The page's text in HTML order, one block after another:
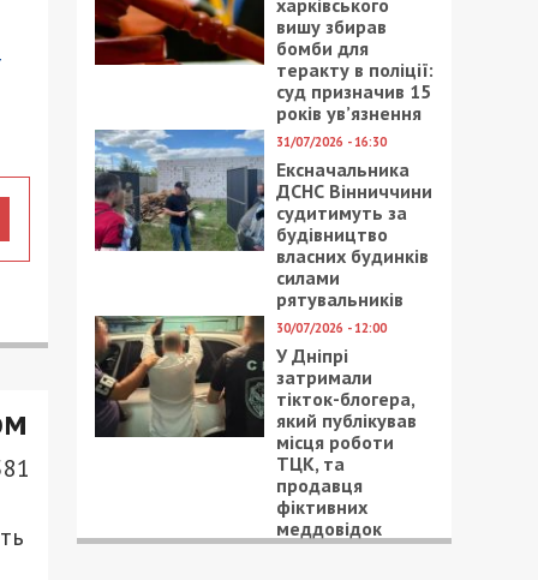
вишу збирав
бомби для
теракту в поліції:
суд призначив 15
років ув’язнення
31/07/2026 - 16:30
Ексначальника
ДСНС Вінниччини
судитимуть за
будівництво
власних будинків
силами
рятувальників
30/07/2026 - 12:00
У Дніпрі
затримали
тікток-блогера,
який публікував
місця роботи
ТЦК, та
продавця
фіктивних
меддовідок